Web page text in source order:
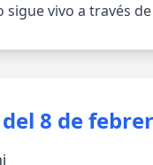
sigue vivo a través
8 de